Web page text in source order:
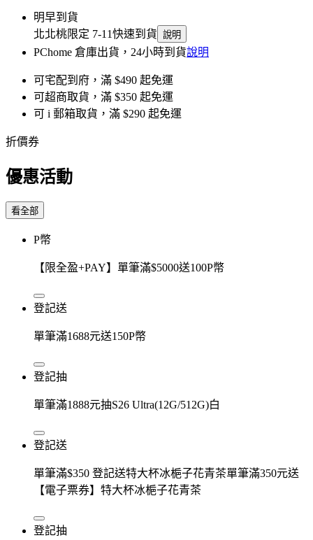
明早到貨
北北桃限定 7-11快速到貨 說明
PChome 倉庫出貨，24小時到貨說明
可宅配到府，滿 $490 起免運
可超商取貨，滿 $350 起免運
可 i 郵箱取貨，滿 $290 起免運
折價券
優惠活動
看全部
P幣
【限全盈+PAY】單筆滿$5000送100P幣
登記送
單筆滿1688元送150P幣
登記抽
單筆滿1888元抽S26 Ultra(12G/512G)白
登記送
單筆滿$350 登記送特大杯冰梔子花青茶單筆滿350元送
【電子票券】特大杯冰梔子花青茶
登記抽